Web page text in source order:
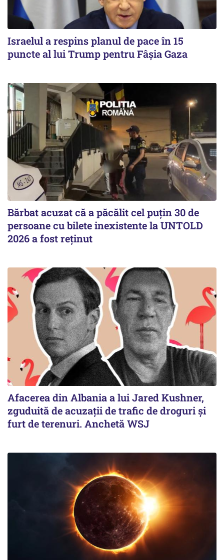
Israelul a respins planul de pace în 15
puncte al lui Trump pentru Fâșia Gaza
Bărbat acuzat că a păcălit cel puțin 30 de
persoane cu bilete inexistente la UNTOLD
2026 a fost reținut
Afacerea din Albania a lui Jared Kushner,
zguduită de acuzații de trafic de droguri și
furt de terenuri. Anchetă WSJ